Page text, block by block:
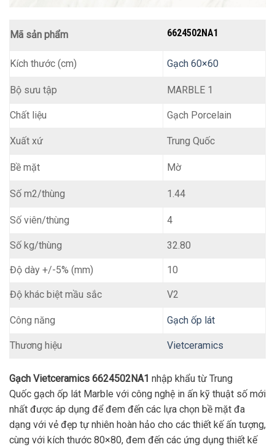
Mã sản phẩm 6624502NA1
Kích thước (cm) Gạch 60×60
Bộ sưu tập MARBLE 1
Chất liệu Gạch Porcelain
Xuất xứ Trung Quốc
Bề mặt Mờ
Số m2/thùng 1.44
Số viên/thùng 4
Số kg/thùng 32.80
Độ dày +/-5% (mm) 10
Độ khác biệt mầu sắc V2
Công năng Gạch ốp lát
Thương hiệu Vietceramics
Gạch Vietceramics 6624502NA1 nhập khẩu từ Trung
Quốc gạch ốp lát Marble với công nghệ in ấn kỹ thuật số mới
nhất được áp dụng để đem đến các lựa chọn bề mặt đa
dạng với vẻ đẹp tự nhiên hoàn hảo cho các thiết kế ấn tượng,
cùng với kích thước 80×80, đem đến các ứng dụng thiết kế